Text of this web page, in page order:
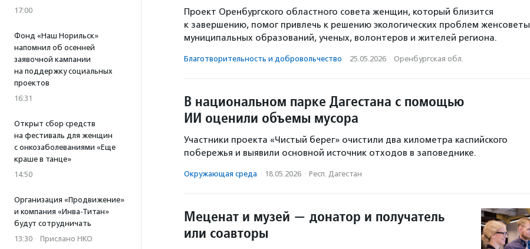
17:00
Фонд «Наш Норильск»
напомнил об осенней
заявочной кампании
на поддержку социальных
проектов
16:31
Открыт сбор средств
на фестиваль для женщин
с онкозаболеваниями «Еще
краше в танце»
14:50
Организация «Продвижение»
и компания «Инва-Титан»
будут сотрудничать
13:30 · Прислано НКО
Проект Оренбургского областного совета женщин, который близится
к завершению, помог привлечь к решению экологических проблем женсоветы
муниципальных образований, ученых, волонтеров и жителей региона.
Благотвори­тель­ность и доброволь­чест­во · 25.05.2026 · Оренбургская обл.
В национальном парке Дагестана с помощью
ИИ оценили объемы мусора
Участники проекта «Чистый берег» очистили два километра каспийского
побережья и выявили основной источник отходов в заповеднике.
Окружающая среда · 18.05.2026 · Респ. Дагестан
Меценат и музей — донатор и получатель
или соавторы